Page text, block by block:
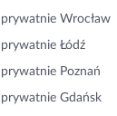
Wrocław
Łódź
Poznań
Gdańsk